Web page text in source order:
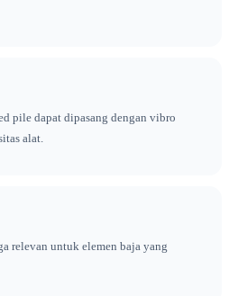
pile dapat dipasang dengan vibro
alat.
relevan untuk elemen baja yang